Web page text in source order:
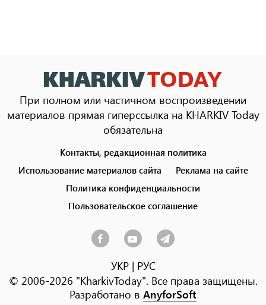
При полном или частичном воспроизведении
материалов прямая гиперссылка на KHARKIV Today
обязательна
menu
Контакты, редакционная политика
Использование материалов сайта
Реклама на сайте
Политика конфиденциальности
Пользовательское соглашение
УКР| РУС
© 2006-2026 "KharkivToday". Все права защищены.
Разработано в AnyforSoft